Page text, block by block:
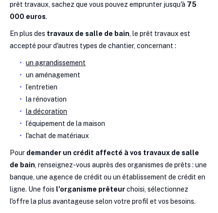
prêt travaux, sachez que vous pouvez emprunter jusqu'à 75
000 euros.
En plus des travaux de salle de bain, le prêt travaux est
accepté pour d'autres types de chantier, concernant :
un agrandissement
un aménagement
l’entretien
la rénovation
la décoration
l’équipement de la maison
l'achat de matériaux
Pour demander un crédit affecté à vos travaux de salle
de bain, renseignez-vous auprès des organismes de prêts : une
banque, une agence de crédit ou un établissement de crédit en
ligne. Une fois l'organisme prêteurchoisi, sélectionnez
l'offre la plus avantageuse selon votre profil et vos besoins.